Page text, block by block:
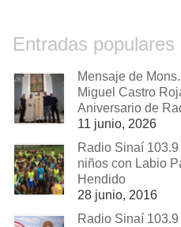
Entradas populares
Mensaje de
Miguel Castro
Aniversario de
11 junio, 2026
Radio Sinaí
niños con Labio
Hendido
28 junio, 2016
Radio Sinaí